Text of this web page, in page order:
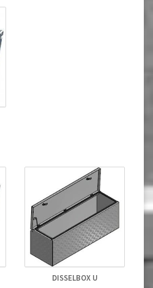
DISSELBOX U